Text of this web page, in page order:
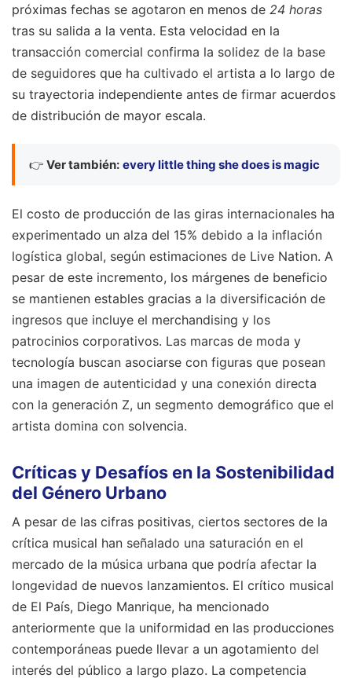
próximas fechas se agotaron en menos de 24 horas
tras su salida a la venta. Esta velocidad en la
transacción comercial confirma la solidez de la base
de seguidores que ha cultivado el artista a lo largo de
su trayectoria independiente antes de firmar acuerdos
de distribución de mayor escala.
👉 Ver también: every little thing she does is magic
El costo de producción de las giras internacionales ha
experimentado un alza del 15% debido a la inflación
logística global, según estimaciones de Live Nation. A
pesar de este incremento, los márgenes de beneficio
se mantienen estables gracias a la diversificación de
ingresos que incluye el merchandising y los
patrocinios corporativos. Las marcas de moda y
tecnología buscan asociarse con figuras que posean
una imagen de autenticidad y una conexión directa
con la generación Z, un segmento demográfico que el
artista domina con solvencia.
Críticas y Desafíos en la Sostenibilidad
del Género Urbano
A pesar de las cifras positivas, ciertos sectores de la
crítica musical han señalado una saturación en el
mercado de la música urbana que podría afectar la
longevidad de nuevos lanzamientos. El crítico musical
de El País, Diego Manrique, ha mencionado
anteriormente que la uniformidad en las producciones
contemporáneas puede llevar a un agotamiento del
interés del público a largo plazo. La competencia